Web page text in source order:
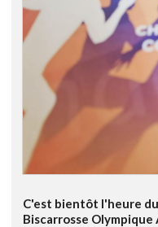
C'est bientôt l'heure
Biscarrosse